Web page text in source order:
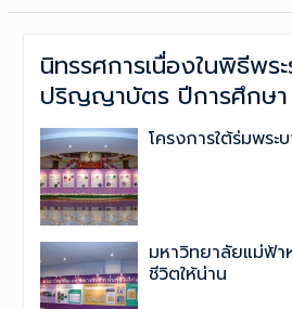
นิทรรศการเนื่องในพิธีพร
ปริญญาบัตร ปีการศึกษา
โครงการใต้ร่มพระ
มหาวิทยาลัยแม่ฟ้
ชีวิตให้น่าน